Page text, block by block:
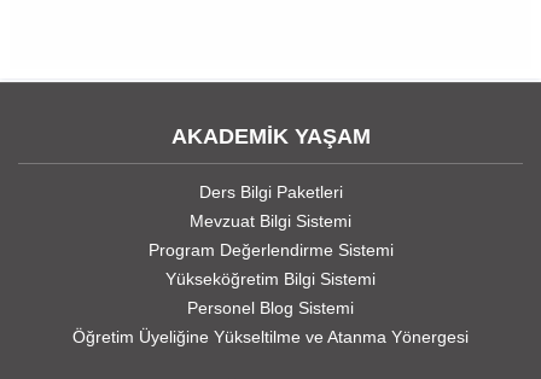
AKADEMİK YAŞAM
Ders Bilgi Paketleri
Mevzuat Bilgi Sistemi
Program Değerlendirme Sistemi
Yükseköğretim Bilgi Sistemi
Personel Blog Sistemi
Öğretim Üyeliğine Yükseltilme ve Atanma Yönergesi